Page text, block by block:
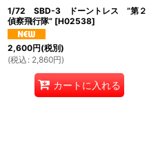
1/72 SBD-3 ドーントレス ”第２
偵察飛行隊” [H02538]
2,600円(税別)
(税込 : 2,860円)
カートに入れる